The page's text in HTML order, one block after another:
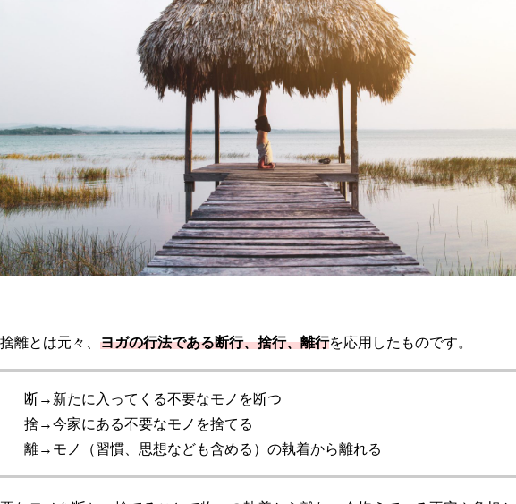
離とは元々、 ヨガの行法である断行、捨行、離行を応用したものです。
断→新たに入ってくる不要なモノを断つ
捨→今家にある不要なモノを捨てる
離→モノ（習慣、思想なども含める）の執着から離れる